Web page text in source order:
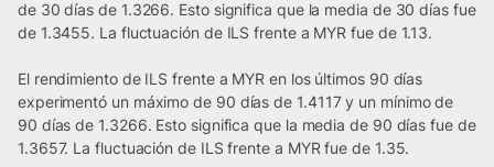
de 30 días de 1.3266. Esto significa que la media de 30 días fue
de 1.3455. La fluctuación de ILS frente a MYR fue de 1.13.
El rendimiento de ILS frente a MYR en los últimos 90 días
experimentó un máximo de 90 días de 1.4117 y un mínimo de
90 días de 1.3266. Esto significa que la media de 90 días fue de
1.3657. La fluctuación de ILS frente a MYR fue de 1.35.